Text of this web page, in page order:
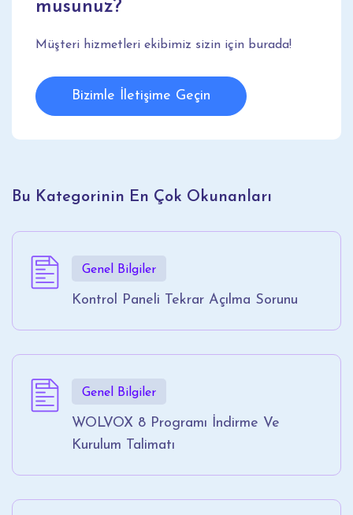
musunuz?
Müşteri hizmetleri ekibimiz sizin için burada!
Bizimle İletişime Geçin
Bu Kategorinin En Çok Okunanları
Genel Bilgiler
Kontrol Paneli Tekrar Açılma Sorunu
Genel Bilgiler
WOLVOX 8 Programı İndirme Ve
Kurulum Talimatı